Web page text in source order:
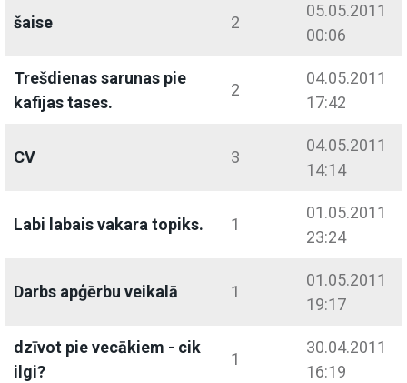
šaise 2
05.05.2011
00:06
Trešdienas sarunas pie
kafijas tases.
2
04.05.2011
17:42
CV 3
04.05.2011
14:14
Labi labais vakara topiks. 1
01.05.2011
23:24
Darbs apģērbu veikalā 1
01.05.2011
19:17
dzīvot pie vecākiem - cik
ilgi?
1
30.04.2011
16:19